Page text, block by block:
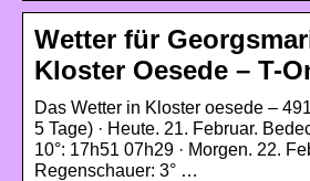
Wetter für
Kloster Oesede – T-
Das Wetter in Kloster oesede –
5 Tage) · Heute. 21. Februar.
10°: 17h51 07h29 · Morgen. 22.
Regenschauer: 3° …